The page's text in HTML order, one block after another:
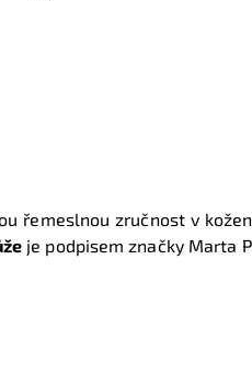
řemeslnou zručnost v
je podpisem značky Marta